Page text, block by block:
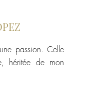
passion. Celle
héritée de mon